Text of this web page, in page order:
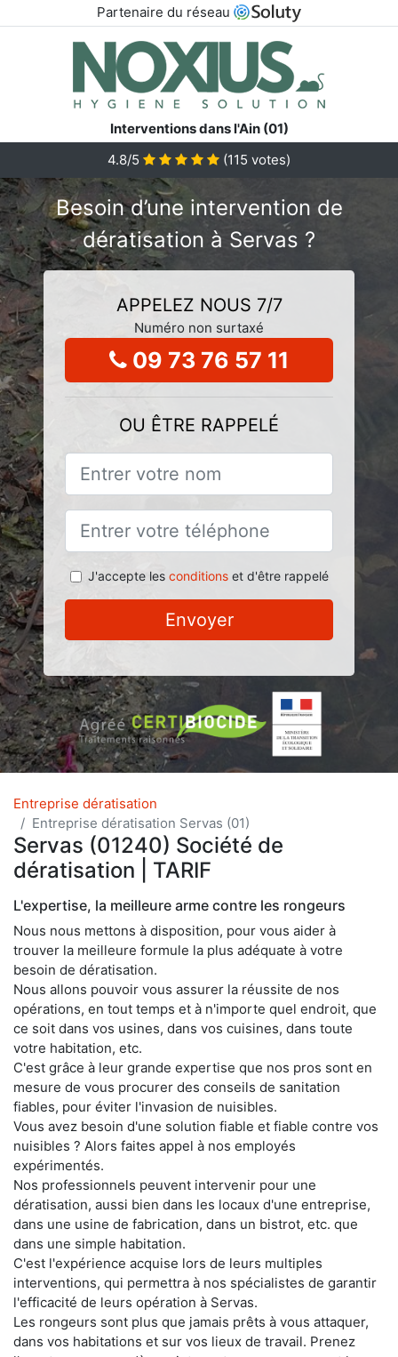
Partenaire du réseau
Interventions dans l'Ain (01)
4.8/5
(115 votes)
Besoin d’une intervention de
dératisation à Servas ?
APPELEZ NOUS 7/7
Numéro non surtaxé
09 73 76 57 11
OU ÊTRE RAPPELÉ
J'accepte les conditionset d'être rappelé
Envoyer
Entreprise dératisation
Entreprise dératisation Servas (01)
Servas (01240) Société de
dératisation | TARIF
L'expertise, la meilleure arme contre les rongeurs
Nous nous mettons à disposition, pour vous aider à
trouver la meilleure formule la plus adéquate à votre
besoin de dératisation.
Nous allons pouvoir vous assurer la réussite de nos
opérations, en tout temps et à n'importe quel endroit, que
ce soit dans vos usines, dans vos cuisines, dans toute
votre habitation, etc.
C'est grâce à leur grande expertise que nos pros sont en
mesure de vous procurer des conseils de sanitation
fiables, pour éviter l'invasion de nuisibles.
Vous avez besoin d'une solution fiable et fiable contre vos
nuisibles ? Alors faites appel à nos employés
expérimentés.
Nos professionnels peuvent intervenir pour une
dératisation, aussi bien dans les locaux d'une entreprise,
dans une usine de fabrication, dans un bistrot, etc. que
dans une simple habitation.
C'est l'expérience acquise lors de leurs multiples
interventions, qui permettra à nos spécialistes de garantir
l'efficacité de leurs opération à Servas.
Les rongeurs sont plus que jamais prêts à vous attaquer,
dans vos habitations et sur vos lieux de travail. Prenez